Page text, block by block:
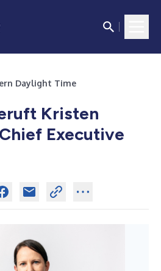
Daylight Time
Kristen
Executive